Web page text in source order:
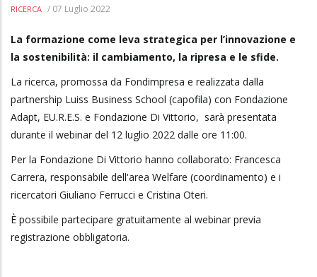
RICERCA / 07 Luglio 2022
La formazione come leva strategica per l’innovazione e
la sostenibilità: il cambiamento, la ripresa e le sfide.
La ricerca, promossa da Fondimpresa e realizzata dalla
partnership Luiss Business School (capofila) con Fondazione
Adapt, EU.R.E.S. e Fondazione Di Vittorio, sarà presentata
durante il webinar del 12 luglio 2022 dalle ore 11:00.
Per la Fondazione Di Vittorio hanno collaborato: Francesca
Carrera, responsabile dell'area Welfare (coordinamento) e i
ricercatori Giuliano Ferrucci e Cristina Oteri.
È possibile partecipare gratuitamente al webinar previa
registrazione obbligatoria.